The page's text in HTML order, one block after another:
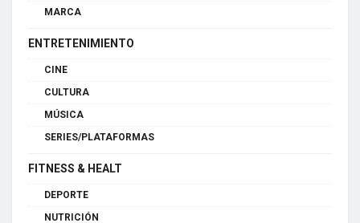
MARCA
ENTRETENIMIENTO
CINE
CULTURA
MÚSICA
SERIES/PLATAFORMAS
FITNESS & HEALT
DEPORTE
NUTRICIÓN